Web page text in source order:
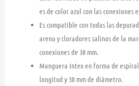
es de color azul con las conexiones
Es compatible con todas las
arena y cloradores salinos de la
conexiones de 38 mm.
Manguera Intex en forma de
longitud y 38 mm de diámetro.